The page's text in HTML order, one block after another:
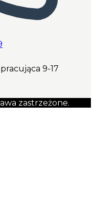
9-17
zastrzeżone.